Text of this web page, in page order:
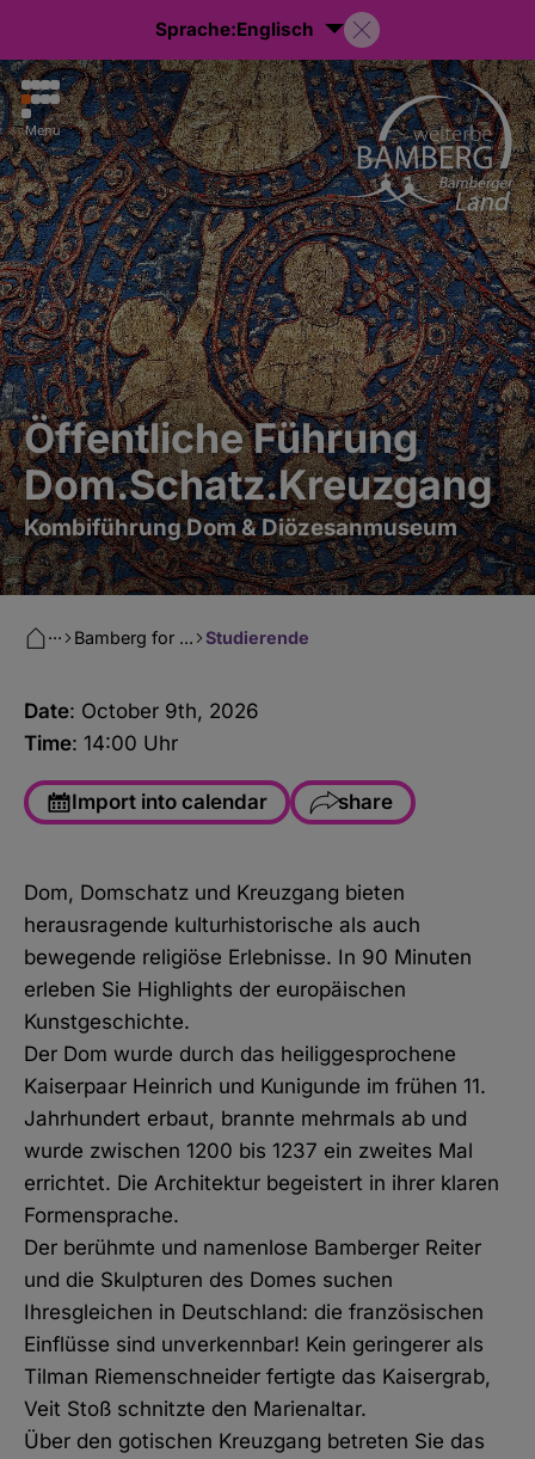
Sprache:Englisch
Menu
Öffentliche Führung
Dom.Schatz.Kreuzgang
Kombiführung Dom & Diözesanmuseum
Studierende
Bamberg for ...
···
Date: October 9th, 2026
Time: 14:00 Uhr
Import into calendar share
WhatsApp
Copy link
Dom, Domschatz und Kreuzgang bieten
herausragende kulturhistorische als auch
bewegende religiöse Erlebnisse. In 90 Minuten
erleben Sie Highlights der europäischen
Kunstgeschichte.
Der Dom wurde durch das heiliggesprochene
Kaiserpaar Heinrich und Kunigunde im frühen 11.
Jahrhundert erbaut, brannte mehrmals ab und
wurde zwischen 1200 bis 1237 ein zweites Mal
errichtet. Die Architektur begeistert in ihrer klaren
Formensprache.
Der berühmte und namenlose Bamberger Reiter
und die Skulpturen des Domes suchen
Ihresgleichen in Deutschland: die französischen
Einflüsse sind unverkennbar! Kein geringerer als
Tilman Riemenschneider fertigte das Kaisergrab,
Veit Stoß schnitzte den Marienaltar.
Über den gotischen Kreuzgang betreten Sie das